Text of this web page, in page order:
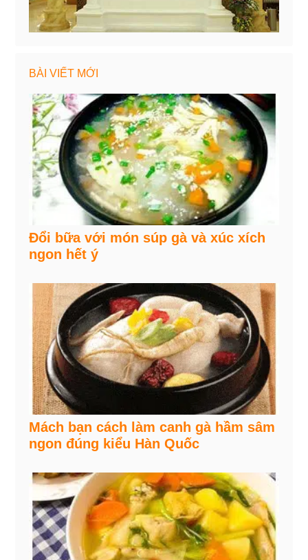
BÀI VIẾT MỚI
Đổi bữa với món súp gà và xúc xích
ngon hết ý
Mách bạn cách làm canh gà hầm sâm
ngon đúng kiểu Hàn Quốc